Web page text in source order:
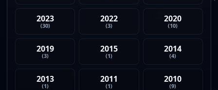
2023
(30)
2022
(3)
2020
(10)
2019
(3)
2015
(1)
2014
(4)
2013
(1)
2011
(1)
2010
(9)